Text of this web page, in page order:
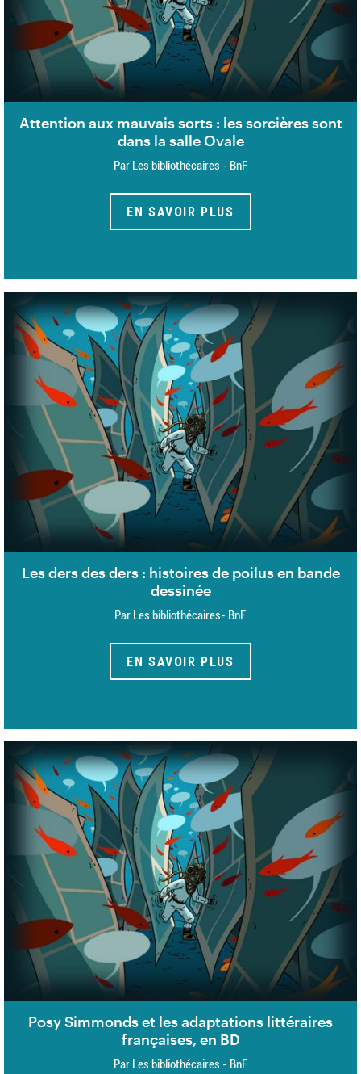
Attention aux mauvais sorts : les sorcières sont
dans la salle Ovale
Par Les bibliothécaires - BnF
EN SAVOIR PLUS
Les ders des ders : histoires de poilus en bande
dessinée
Par Les bibliothécaires- BnF
EN SAVOIR PLUS
Posy Simmonds et les adaptations littéraires
françaises, en BD
Par Les bibliothécaires - BnF